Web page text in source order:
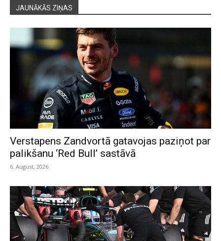
JAUNĀKĀS ZIŅAS
Verstapens Zandvortā gatavojas paziņot par
palikšanu ‘Red Bull’ sastāvā
6. August, 2026